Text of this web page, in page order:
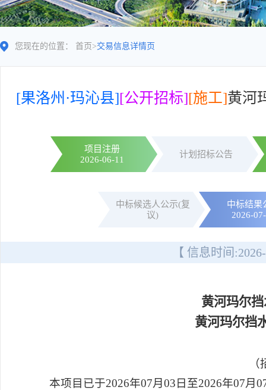
您现在的位置： 首页 >交易信息详情页
[果洛州·玛沁县][公开招标][施工]黄河
项目注册
2026-06-11
计划招标公告
中标候选人公示(复
议)
中标结果
2026-
【 信息时间:
黄河玛尔
黄河玛尔挡
本项目已于2026年07月03日至2026年07月